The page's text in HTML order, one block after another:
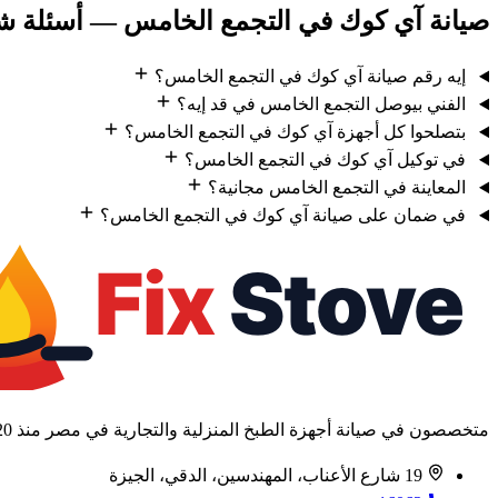
صيانة آي كوك في التجمع الخامس — أسئلة
إيه رقم صيانة آي كوك في التجمع الخامس؟
الفني بيوصل التجمع الخامس في قد إيه؟
بتصلحوا كل أجهزة آي كوك في التجمع الخامس؟
في توكيل آي كوك في التجمع الخامس؟
المعاينة في التجمع الخامس مجانية؟
في ضمان على صيانة آي كوك في التجمع الخامس؟
متخصصون في صيانة أجهزة الطبخ المنزلية والتجارية في مصر منذ 2020.
19 شارع الأعناب، المهندسين، الدقي، الجيزة